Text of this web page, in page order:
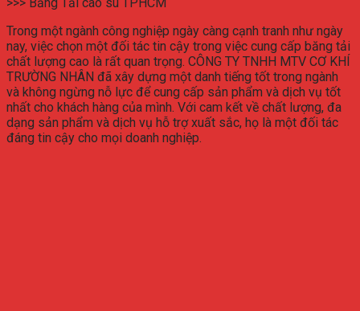
Trong một ngành công nghiệp ngày càng cạnh tranh như ngày
nay, việc chọn một đối tác tin cậy trong việc cung cấp băng tải
chất lượng cao là rất quan trọng. CÔNG TY TNHH MTV CƠ KHÍ
TRƯỜNG NHÂN đã xây dựng một danh tiếng tốt trong ngành
và không ngừng nỗ lực để cung cấp sản phẩm và dịch vụ tốt
nhất cho khách hàng của mình. Với cam kết về chất lượng, đa
dạng sản phẩm và dịch vụ hỗ trợ xuất sắc, họ là một đối tác
đáng tin cậy cho mọi doanh nghiệp.